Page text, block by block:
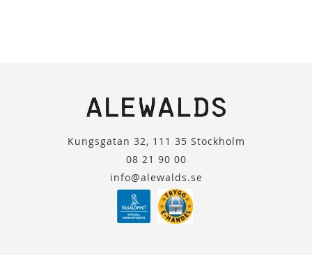
Kungsgatan 32, 111 35 Stockholm
08 21 90 00
info@alewalds.se